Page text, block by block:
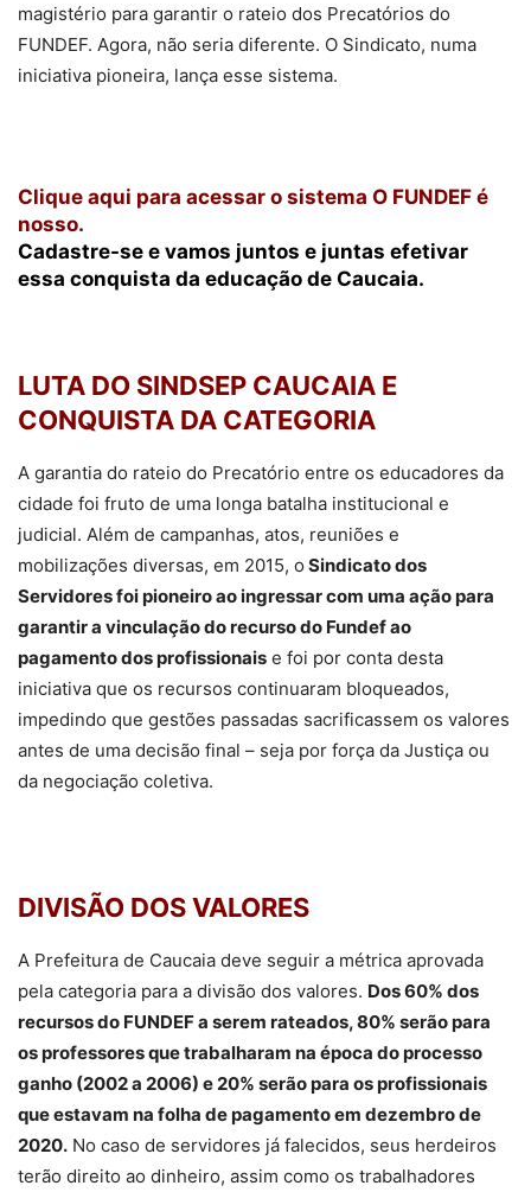
magistério para garantir o rateio dos Precatórios do
FUNDEF. Agora, não seria diferente. O Sindicato, numa
iniciativa pioneira, lança esse sistema.
Clique aqui para acessar o sistema O FUNDEF é
nosso.
Cadastre-se e vamos juntos e juntas efetivar
essa conquista da educação de Caucaia.
LUTA DO SINDSEP CAUCAIA E
CONQUISTA DA CATEGORIA
A garantia do rateio do Precatório entre os educadores da
cidade foi fruto de uma longa batalha institucional e
judicial. Além de campanhas, atos, reuniões e
mobilizações diversas, em 2015, o Sindicato dos
Servidores foi pioneiro ao ingressar com uma ação para
garantir a vinculação do recurso do Fundef ao
pagamento dos profissionais e foi por conta desta
iniciativa que os recursos continuaram bloqueados,
impedindo que gestões passadas sacrificassem os valores
antes de uma decisão final – seja por força da Justiça ou
da negociação coletiva.
DIVISÃO DOS VALORES
A Prefeitura de Caucaia deve seguir a métrica aprovada
pela categoria para a divisão dos valores. Dos 60% dos
recursos do FUNDEF a serem rateados, 80% serão para
os professores que trabalharam na época do processo
ganho (2002 a 2006) e 20% serão para os profissionais
que estavam na folha de pagamento em dezembro de
2020. No caso de servidores já falecidos, seus herdeiros
terão direito ao dinheiro, assim como os trabalhadores